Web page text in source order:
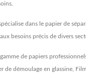
dans le papier de
besoins précis de divers
de papiers
de démoulage en glassine